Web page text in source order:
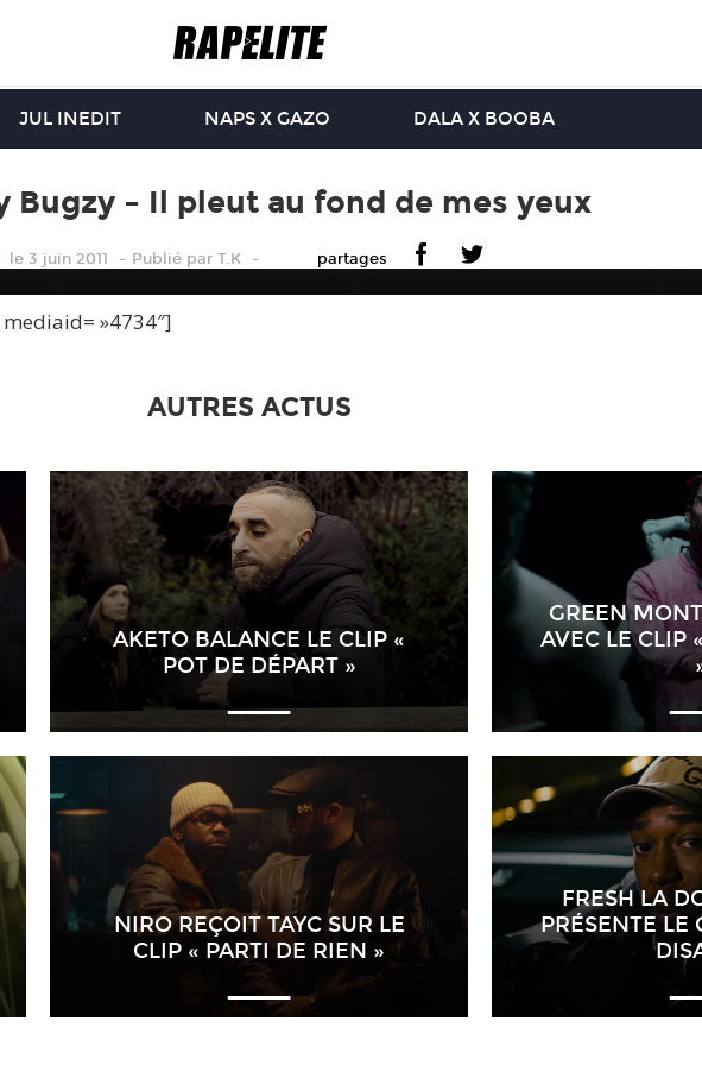
JUL INEDIT NAPS X GAZO DALA X BOOBA
Bugzy – Il pleut au fond de mes yeux
le 3 juin 2011 Publié par T.K partages
»4734″]
AUTRES ACTUS
AKETO BALANCE LE CLIP «
POT DE DÉPART »
GREEN
AVEC LE CLIP
NIRO REÇOIT TAYC SUR LE
CLIP « PARTI DE RIEN »
FRESH LA
PRÉSENTE LE